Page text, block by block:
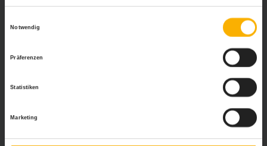
Notwendig
Präferenzen
Statistiken
Marketing
Betriebsrente oder eine Entgeltumwandlung. Übrigens
erhalten Auszubildende und Studenten bereits während
ihrer Zoll Ausbildung ein attraktives
Das Portal personal-wissen.net stellt lediglich eine
allgemeine Informationsplattform dar. Konkrete Anfragen von
Lesern können nicht beantwortet werden, da es sich dabei um
Rechtsberatung handeln würde. Falls Sie eine individuelle
Rechtsfrage haben sollten, wenden Sie sich bitte an einen
Rechtsanwalt oder an die Rechtsabteilung Ihrer Firma. Vielen
Dank für Ihr Verständnis.